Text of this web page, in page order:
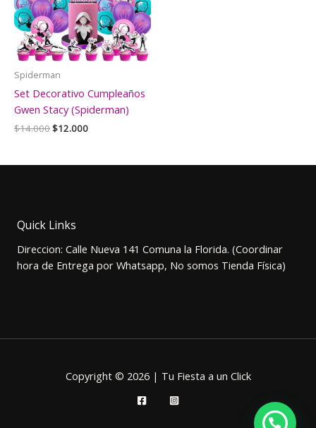
Spiderman
Set Decorativo Cumpleaños
Gwen Stacy (Spiderman)
$14.000El
era:
$12.000El
es:
Quick Links
Direccion: Calle Nueva 141 Comuna la Florida. (Coordinar
hora de Entrega por Whatsapp, No somos Tienda Física)
Copyright © 2026 | Tu Fiesta a un Click